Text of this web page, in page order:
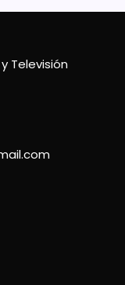
Televisión